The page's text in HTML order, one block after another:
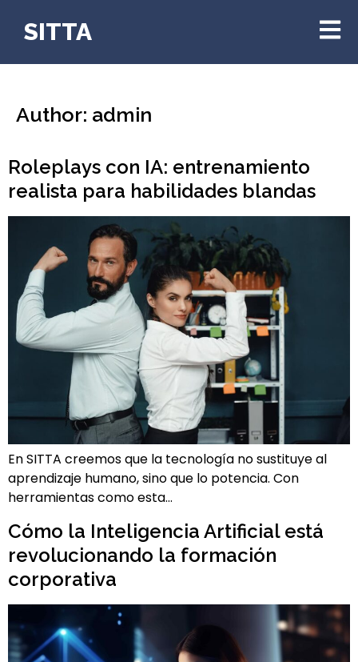
SITTA
Author: admin
Roleplays con IA: entrenamiento
realista para habilidades blandas
En SITTA creemos que la tecnología no sustituye al
aprendizaje humano, sino que lo potencia. Con
herramientas como esta…
Cómo la Inteligencia Artificial está
revolucionando la formación
corporativa